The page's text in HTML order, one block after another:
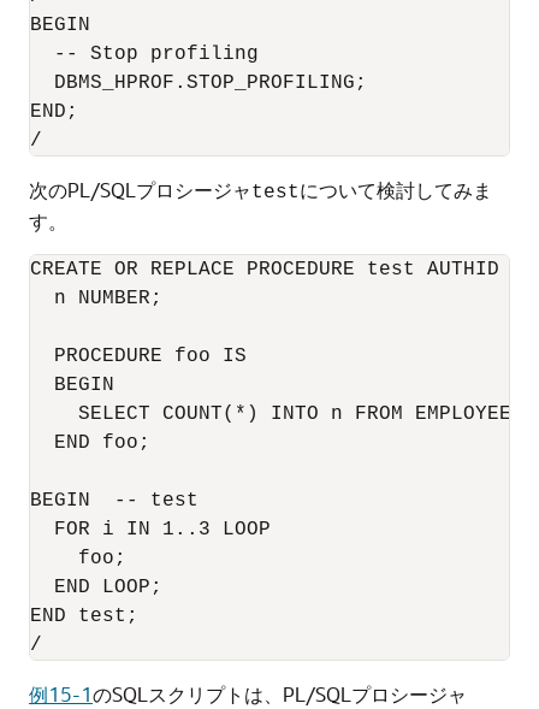
BEGIN
  -- Stop profiling
  DBMS_HPROF.STOP_PROFILING;
END;
/
次のPL/SQLプロシージャtestについて検討してみま
す。
CREATE OR REPLACE PROCEDURE test AUTHID
  n NUMBER;
  PROCEDURE foo IS
  BEGIN
    SELECT COUNT(*) INTO n FROM EMPLOYEES;
  END foo;
BEGIN  -- test
  FOR i IN 1..3 LOOP
    foo;
  END LOOP;
END test;
例15-1のSQLスクリプトは、PL/SQLプロシージャ